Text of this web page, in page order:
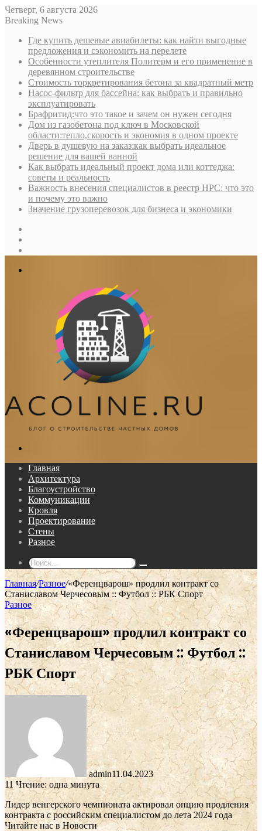
Четверг, 6 августа 2026
Breaking News
Где купить дешевые авиабилеты: как найти выгодные
предложения и сэкономить на перелете
Особенности утеплителя Политерм и его применение в
деревянном строительстве
Стоимость торкретирования бетона за квадратный метр
Насос-фильтр для бассейна: как выбрать и правильно
эксплуатировать
Брафритид:что это такое и зачем он нужен сегодня
Дом из газобетона под ключ в Московской
области:тепло,скорость и экономия в одном проекте
Дверь в душевую на заказ:как выбрать идеальное
решение для вашей ванной
Как выбрать идеальный проект дома или коттеджа:
советы и реальность
Важность внесения специалистов в реестр НРС: что это
и почему это важно
Значение грузоперевозок для бизнеса и экономики
Главная
Архитектура
Благоустройство
Коммуникации
Кровля
Проектирование
Стены
Разное
Поиск...
Главная/Разное/«Ференцварош» продлил контракт со
Станиславом Черчесовым :: Футбол :: РБК Спорт
Разное
«Ференцварош» продлил контракт со
Станиславом Черчесовым :: Футбол ::
РБК Спорт
admin11.04.2023
11Чтение: одна минута
Лидер венгерского чемпионата актировал опцию продления
контракта с российским специалистом до лета 2024 года
Читайте нас в Новости